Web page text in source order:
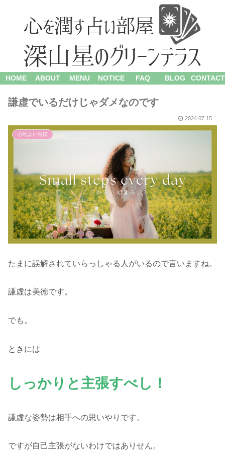
HOME ABOUT MENU NOTICE FAQ BLOG CONTACT
謙虚でいるだけじゃダメなのです
2024.07.15
心地よい習慣
たまに誤解されていらっしゃる人がいるので言いますね。
謙虚は美徳です。
でも。
ときには
しっかりと主張すべし！
謙虚な姿勢は相手への思いやりです。
ですが自己主張がないわけではありせん。